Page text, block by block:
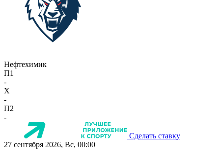
Нефтехимик
П1
-
X
-
П2
-
Сделать ставку
27 сентября 2026, Вс, 00:00